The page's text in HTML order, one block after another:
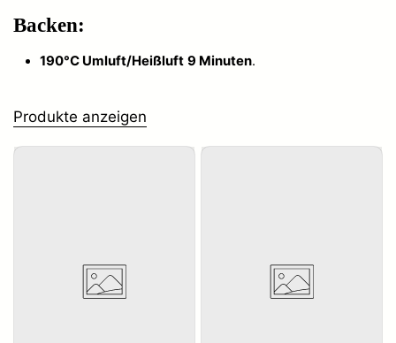
Backen:
190°C Umluft/Heißluft 9 Minuten.
Produkte anzeigen